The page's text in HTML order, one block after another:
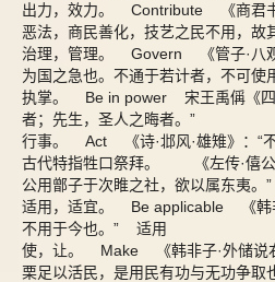
出力，效力。 Contribute 《商君书
恶法，商民善化，技艺之民不用，故
治理，管理。 Govern 《管子·八
为国之急也。不通于若计者，不可使
执掌。 Be in power 宋王禹偁《四
者；先生，圣人之晦者。”
行事。 Act 《诗·邶风·雄雉》：“
古代特指牲口祭拜。 《左传·僖公
公用鄫子于次睢之社，欲以属东夷。”
适用，适宜。 Be applicable 《韩
不用于今也。” 适用
使，让。 Make 《韩非子·外储说
栗足以活民，是用民有功与无功争取